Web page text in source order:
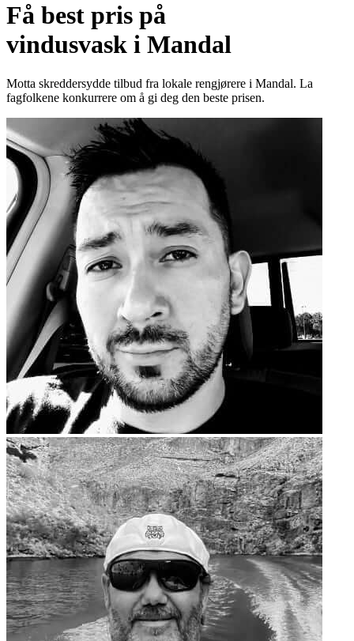
Få best pris på
vindusvask i Mandal
Motta skreddersydde tilbud fra lokale rengjørere i Mandal. La
fagfolkene konkurrere om å gi deg den beste prisen.